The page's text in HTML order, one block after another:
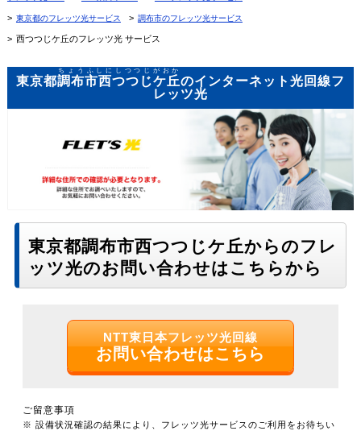
東京都のフレッツ光サービス 調布市のフレッツ光サービス
西つつじケ丘のフレッツ光 サービス
東京都調布市西つつじケ丘
ちょうふしにしつつじがおか
のインターネット光回線フ
レッツ光
東京都調布市西つつじケ丘からのフレ
ッツ光のお問い合わせはこちらから
NTT東日本フレッツ光回線
お問い合わせはこちら
ご留意事項
※ 設備状況確認の結果により、フレッツ光サービスのご利用をお待ちい